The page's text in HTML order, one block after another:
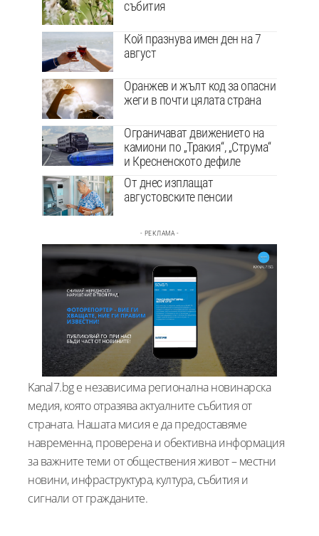
събития
Кой празнува имен ден на 7
август
Оранжев и жълт код за опасни
жеги в почти цялата страна
Ограничават движението на
камиони по „Тракия“, „Струма“
и Кресненското дефиле
От днес изплащат
августовските пенсии
- РЕКЛАМА -
Kanal7.bg е независима регионална новинарска
медия, която отразява актуалните събития от
страната. Нашата мисия е да предоставяме
навременна, проверена и обективна информация
за важните теми от обществения живот – местни
новини, инфраструктура, култура, събития и
сигнали от гражданите.